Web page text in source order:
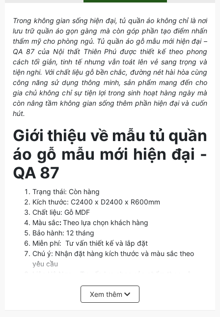
Trong không gian sống hiện đại, tủ quần áo không chỉ là nơi
lưu trữ quần áo gọn gàng mà còn góp phần tạo điểm nhấn
thẩm mỹ cho phòng ngủ. Tủ quần áo gỗ mẫu mới hiện đại –
QA 87 của Nội thất Thiên Phú được thiết kế theo phong
cách tối giản, tinh tế nhưng vẫn toát lên vẻ sang trọng và
tiện nghi. Với chất liệu gỗ bền chắc, đường nét hài hòa cùng
công năng sử dụng thông minh, sản phẩm mang đến cho
gia chủ không chỉ sự tiện lợi trong sinh hoạt hàng ngày mà
còn nâng tầm không gian sống thêm phần hiện đại và cuốn
hút.
Giới thiệu về mẫu tủ quần
áo gỗ mẫu mới hiện đại -
QA 87
Trạng thái: Còn hàng
Kích thước: C2400 x D2400 x R600mm
Chất liệu: Gỗ MDF
Màu sắc:Theo lựa chọn khách hàng
Bảo hành: 12 tháng
Miễn phí: Tư vấn thiết kế và lắp đặt
Chú ý: Nhận đặt hàng kích thước và màu sắc theo
yêu cầu
cầu của khách hàng và chi tiết hơn sản phẩm
5 lý do nên chọn mua Tủ
Xem thêm